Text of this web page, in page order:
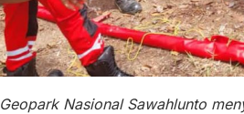
Nasional Sawahlunto